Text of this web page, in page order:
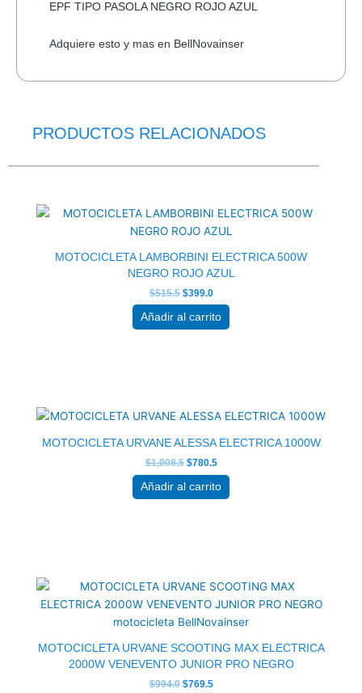
EPF TIPO PASOLA NEGRO ROJO AZUL
Adquiere esto y mas en BellNovainser
PRODUCTOS RELACIONADOS
MOTOCICLETA LAMBORBINI ELECTRICA 500W
NEGRO ROJO AZUL
$515.5
original
era:
$515.5.
$399.0
actual
es:
$399.0.
Añadir al carrito
MOTOCICLETA URVANE ALESSA ELECTRICA 1000W
$1,008.5
original
era:
$1,008.5.
$780.5
actual
es:
$780.5.
Añadir al carrito
MOTOCICLETA URVANE SCOOTING MAX ELECTRICA
2000W VENEVENTO JUNIOR PRO NEGRO
$994.0
original
era:
$994.0.
$769.5
actual
es:
$769.5.